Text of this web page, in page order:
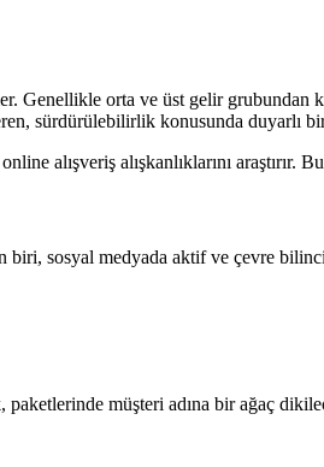
Genellikle orta ve üst gelir grubundan
sürdürülebilirlik konusunda duyarlı
alışveriş alışkanlıklarını araştırır.
sosyal medyada aktif ve çevre
müşteri adına bir ağaç